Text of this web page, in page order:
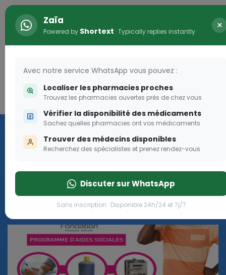
Connexion
Les aides sociales Pharma
Dream
pique!
Zaïa
Powered by Shortext · Typically replies instantly ×
Avec notre service WhatsApp vous pouvez :
Localiser les pharmacies proches
Trouvez les pharmacies ouvertes près de chez vous
Vérifier la disponibilité des médicaments
Sachez quelles pharmacies ont vos médicaments
Trouver des médecins disponibles
Recherchez des spécialistes et prenez rendez-vous
Discuter sur WhatsApp
Sans inscription · Disponible 24h/24 et 7j/7